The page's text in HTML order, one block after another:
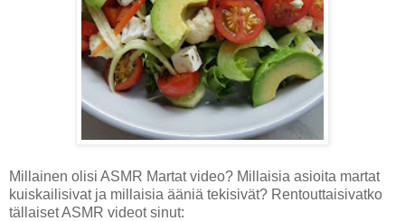
Millainen olisi ASMR Martat video? Millaisia asioita martat
kuiskailisivat ja millaisia ääniä tekisivät? Rentouttaisivatko
tällaiset ASMR videot sinut: